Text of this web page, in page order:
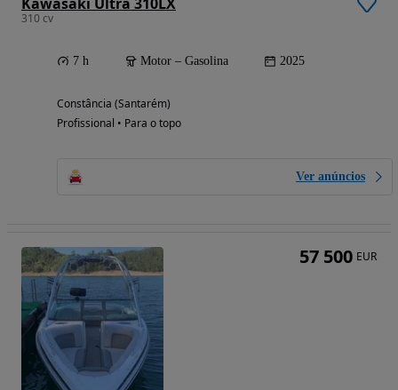
310 cv
7 h Motor – Gasolina 2025
Constância (Santarém)
Profissional • Para o topo
Ver anúncios
57 500 EUR